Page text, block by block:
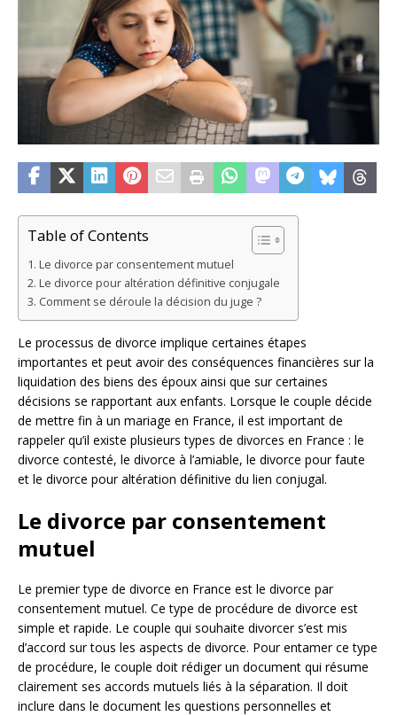
Table of Contents
Le divorce par consentement mutuel
Le divorce pour altération définitive conjugale
Comment se déroule la décision du juge ?
Le processus de divorce implique certaines étapes
importantes et peut avoir des conséquences financières sur la
liquidation des biens des époux ainsi que sur certaines
décisions se rapportant aux enfants. Lorsque le couple décide
de mettre fin à un mariage en France, il est important de
rappeler qu’il existe plusieurs types de divorces en France : le
divorce contesté, le divorce à l’amiable, le divorce pour faute
et le divorce pour altération définitive du lien conjugal.
Le divorce par consentement
mutuel
Le premier type de divorce en France est le divorce par
consentement mutuel. Ce type de procédure de divorce est
simple et rapide. Le couple qui souhaite divorcer s’est mis
d’accord sur tous les aspects de divorce. Pour entamer ce type
de procédure, le couple doit rédiger un document qui résume
clairement ses accords mutuels liés à la séparation. Il doit
inclure dans le document les questions personnelles et